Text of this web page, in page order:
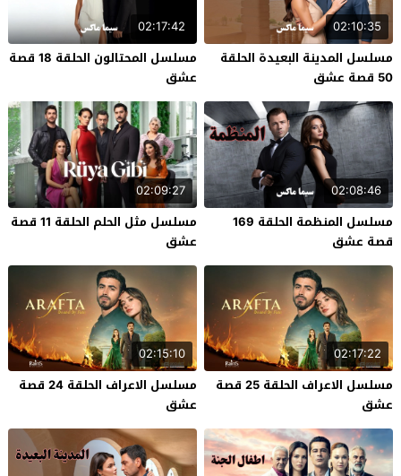
02:10:35
مسلسل المدينة البعيدة الحلقة
50 قصة عشق
02:17:42
مسلسل المحتالون الحلقة 18 قصة
عشق
02:08:46
مسلسل المنظمة الحلقة 169
قصة عشق
02:09:27
مسلسل مثل الحلم الحلقة 11 قصة
عشق
02:17:22
مسلسل الاعراف الحلقة 25 قصة
عشق
02:15:10
مسلسل الاعراف الحلقة 24 قصة
عشق